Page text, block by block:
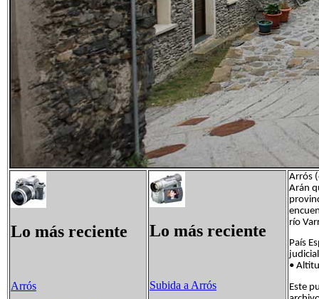
Lo más reciente
Arrós
Lo más reciente
Subida a Arrós
Arrós
Arán
río
País
•
Este